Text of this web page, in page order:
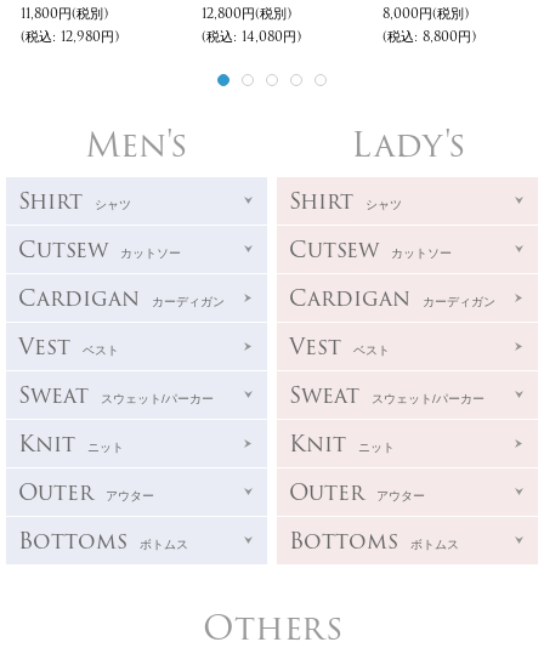
11,800円(税別)
(税込: 12,980円)
12,800円(税別)
(税込: 14,080円)
8,000円(税別)
(税込: 8,800円)
Men's
Shirt シャツ
Cutsew カットソー
Cardigan カーディガン
Vest ベスト
Sweat スウェット/パーカー
Knit ニット
Outer アウター
Bottoms ボトムス
Lady's
Shirt シャツ
Cutsew カットソー
Cardigan カーディガン
Vest ベスト
Sweat スウェット/パーカー
Knit ニット
Outer アウター
Bottoms ボトムス
Others